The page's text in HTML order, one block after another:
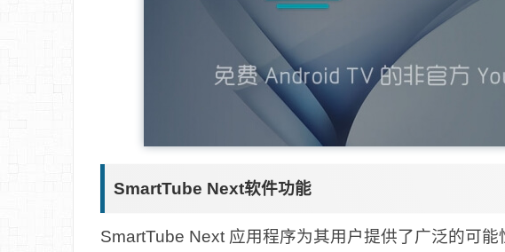
SmartTube Next软件功能
SmartTube Next 应用程序为其用户提供了广泛的可能